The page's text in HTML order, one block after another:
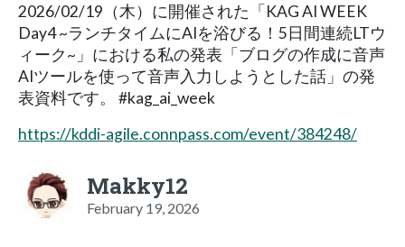
2026/02/19（木）に開催された「KAG AI WEEK
Day4 ~ランチタイムにAIを浴びる！5日間連続LTウ
ィーク~」における私の発表「ブログの作成に音声
AIツールを使って音声入力しようとした話」の発
表資料です。 #kag_ai_week
https://kddi-agile.connpass.com/event/384248/
Makky12
February 19, 2026